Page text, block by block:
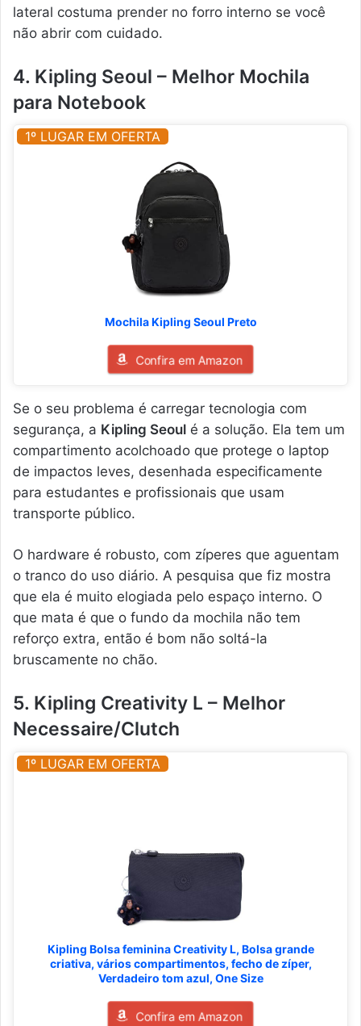
lateral costuma prender no forro interno se você
não abrir com cuidado.
4. Kipling Seoul – Melhor Mochila
para Notebook
1º LUGAR EM OFERTA
Mochila Kipling Seoul Preto
Confira em Amazon
Se o seu problema é carregar tecnologia com
segurança, a Kipling Seoul é a solução. Ela tem um
compartimento acolchoado que protege o laptop
de impactos leves, desenhada especificamente
para estudantes e profissionais que usam
transporte público.
O hardware é robusto, com zíperes que aguentam
o tranco do uso diário. A pesquisa que fiz mostra
que ela é muito elogiada pelo espaço interno. O
que mata é que o fundo da mochila não tem
reforço extra, então é bom não soltá-la
bruscamente no chão.
5. Kipling Creativity L – Melhor
Necessaire/Clutch
1º LUGAR EM OFERTA
Kipling Bolsa feminina Creativity L, Bolsa grande
criativa, vários compartimentos, fecho de zíper,
Verdadeiro tom azul, One Size
Confira em Amazon